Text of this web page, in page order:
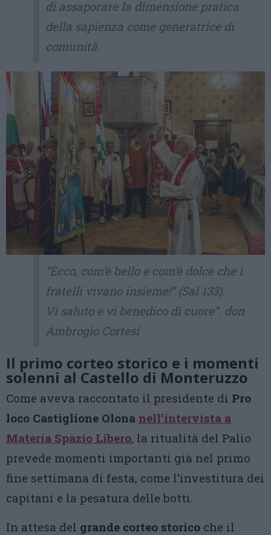
di assaporare la dimensione pratica
della sapienza come generatrice di
comunità.
“Ecco, com’è bello e com’è dolce che i
fratelli vivano insieme!” (Sal 133).
Vi saluto e vi benedico di cuore”. don
Ambrogio Cortesi
Il primo corteo storico e i momenti
solenni al Castello di Monteruzzo
Come aveva raccontato il presidente di Pro
loco Castiglione Olona nell’intervista a
Materia Spazio Libero, la ritualità del Palio
prevede momenti importanti già nel primo
fine settimana di festa, come l’investitura dei
capitani e la pesatura delle botti.
In attesa del grande corteo storico che il